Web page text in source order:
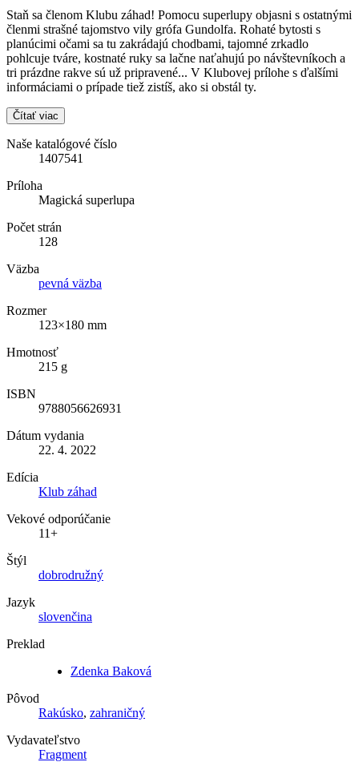
Staň sa členom Klubu záhad! Pomocu superlupy objasni s ostatnými
členmi strašné tajomstvo vily grófa Gundolfa. Rohaté bytosti s
planúcimi očami sa tu zakrádajú chodbami, tajomné zrkadlo
pohlcuje tváre, kostnaté ruky sa lačne naťahujú po návštevníkoch a
tri prázdne rakve sú už pripravené... V Klubovej prílohe s ďalšími
informáciami o prípade tiež zistíš, ako si obstál ty.
Čítať viac
Naše katalógové číslo
1407541
Príloha
Magická superlupa
Počet strán
128
Väzba
pevná väzba
Rozmer
123×180 mm
Hmotnosť
215 g
ISBN
9788056626931
Dátum vydania
22. 4. 2022
Edícia
Klub záhad
Vekové odporúčanie
11+
Štýl
dobrodružný
Jazyk
slovenčina
Preklad
Zdenka Baková
Pôvod
Rakúsko, zahraničný
Vydavateľstvo
Fragment